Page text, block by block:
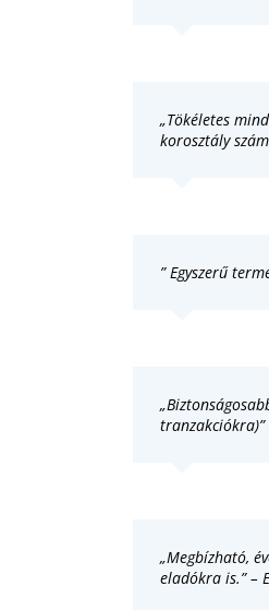
„Tökéletes
korosztály
” Egyszerű
tranzakciókra)”
„Megbízható,
eladókra is.” –